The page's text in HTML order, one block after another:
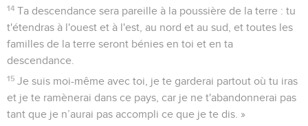
14 Ta descendance sera pareille à la poussière de la terre : tu
t'étendras à l'ouest et à l'est, au nord et au sud, et toutes les
familles de la terre seront bénies en toi et en ta
descendance.
15 Je suis moi-même avec toi, je te garderai partout où tu iras
et je te ramènerai dans ce pays, car je ne t'abandonnerai pas
tant que je n’aurai pas accompli ce que je te dis. »